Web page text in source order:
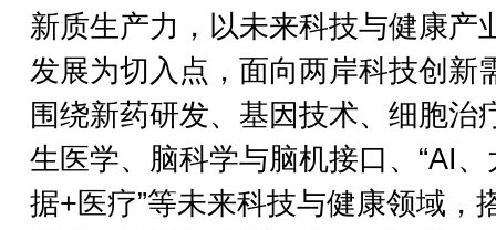
新质生产力，以未来科技与健康产
发展为切入点，面向两岸科技创新
围绕新药研发、基因技术、细胞治
生医学、脑科学与脑机接口、“AI、
据+医疗”等未来科技与健康领域，